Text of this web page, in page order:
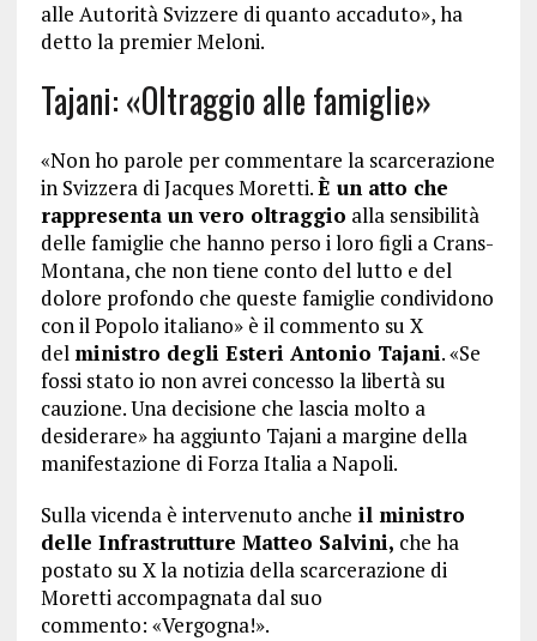
alle Autorità Svizzere di quanto accaduto», ha
detto la premier Meloni.
Tajani: «Oltraggio alle famiglie»
«Non ho parole per commentare la scarcerazione
in Svizzera di Jacques Moretti.È un atto che
rappresenta un vero oltraggio alla sensibilità
delle famiglie che hanno perso i loro figli a Crans-
Montana, che non tiene conto del lutto e del
dolore profondo che queste famiglie condividono
con il Popolo italiano» è il commento su X
del ministro degli Esteri Antonio Tajani. «Se
fossi stato io non avrei concesso la libertà su
cauzione. Una decisione che lascia molto a
desiderare» ha aggiunto Tajani a margine della
manifestazione di Forza Italia a Napoli.
Sulla vicenda è intervenuto anche il ministro
delle Infrastrutture Matteo Salvini, che ha
postato su X la notizia della scarcerazione di
Moretti accompagnata dal suo
commento: «Vergogna!».